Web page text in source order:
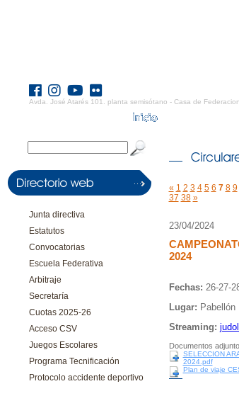
Avda. José Atarés 101. planta semisótano - Casa de
Junta directiva
Estatutos
Convocatorias
Escuela Federativa
Arbitraje
Secretaría
Cuotas 2025-26
Acceso CSV
Juegos Escolares
Programa Tecnificación
Protocolo accidente deportivo
« 1 2 3 4 5 6 7 8 9
37 38 »
23/04/2024
2024
Fechas: 26-27-
Lugar: Pabellón
Streaming:
Documentos
SELECCION
2024.pdf
Plan de viaje